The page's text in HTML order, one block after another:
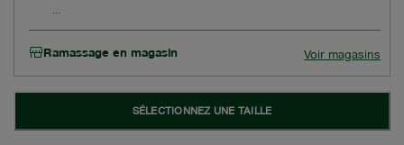
Ramassage en magasin Voir magasins
SÉLECTIONNEZ UNE TAILLE